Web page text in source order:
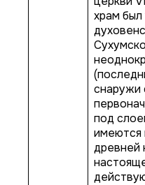
храм
снаружи
под
имеются
древней